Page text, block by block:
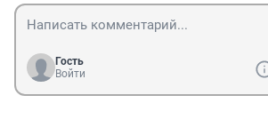
Гость
Войти